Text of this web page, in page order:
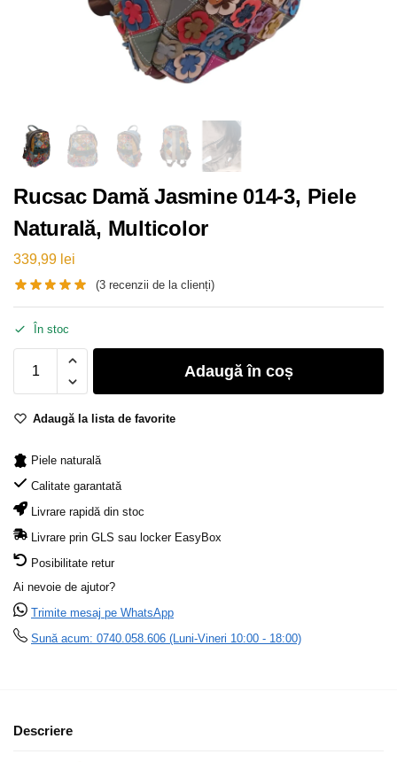
Rucsac Damă Jasmine 014-3, Piele
Naturală, Multicolor
339,99 lei
(3 recenzii de la clienți)
În stoc
Adaugă în coș
Adaugă la lista de favorite
Piele naturală
Calitate garantată
Livrare rapidă din stoc
Livrare prin GLS sau locker EasyBox
Posibilitate retur
Ai nevoie de ajutor?
Trimite mesaj pe WhatsApp
Sună acum: 0740.058.606 (Luni-Vineri 10:00 - 18:00)
Descriere